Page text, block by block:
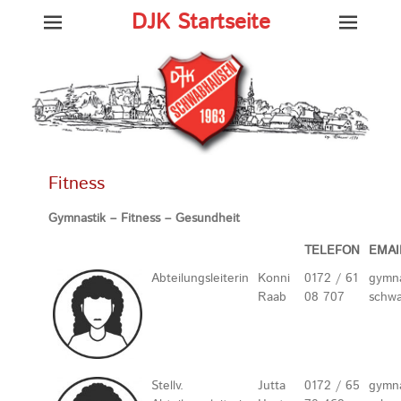
DJK Startseite
Fitness
Gymnastik – Fitness – Gesundheit
TELEFON
Abteilungsleiterin Konni
Raab
0172 / 61
08 707
Stellv.
Jutta
0172 / 65